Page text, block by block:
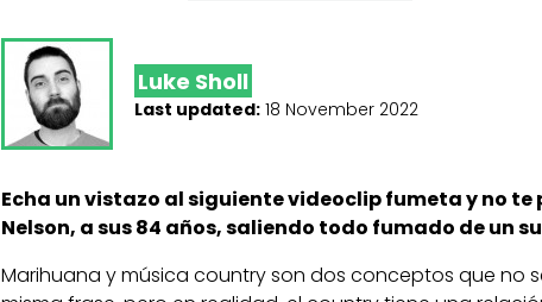
Luke Sholl
Last updated: 18 November 2022
Echa un vistazo al siguiente videoclip fumeta y no
Nelson, a sus 84 años, saliendo todo fumado de un
Marihuana y música country son dos conceptos que no